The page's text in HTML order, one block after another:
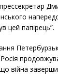
цей папірець”.
війна